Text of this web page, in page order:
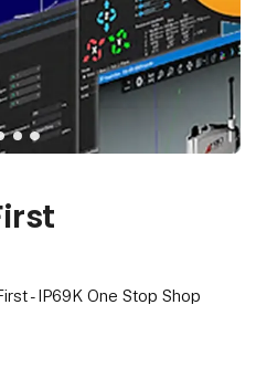
- IP69K One Stop Shop